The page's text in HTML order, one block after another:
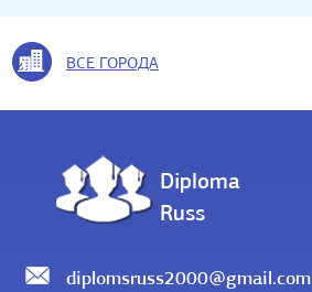
ВСЕ ГОРОДА
Diploma
Russ
diplomsruss2000@gmail.com